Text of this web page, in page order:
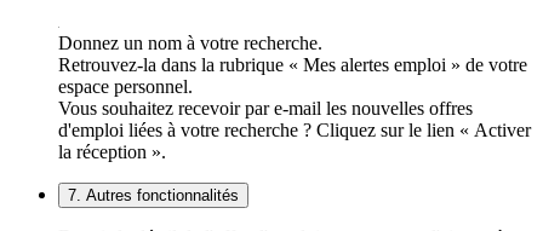
Donnez un nom à votre recherche.
Retrouvez-la dans la rubrique « Mes alertes emploi » de votre
espace personnel.
Vous souhaitez recevoir par e-mail les nouvelles offres
d'emploi liées à votre recherche ? Cliquez sur le lien « Activer
la réception ».
7. Autres fonctionnalités